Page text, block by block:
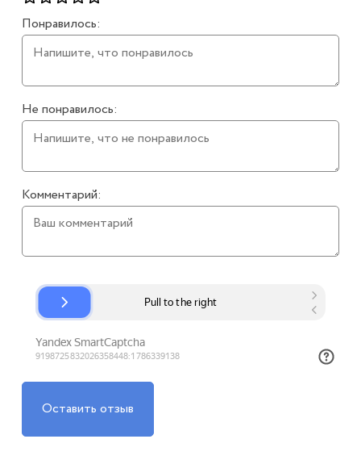
Понравилось:
Не понравилось:
Комментарий:
Оставить отзыв